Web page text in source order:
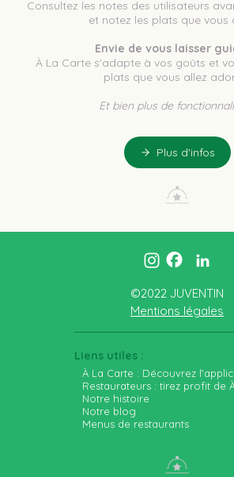
et notez les plats que vous
Envie de vous laisser
À La Carte s'adapte à vos goûts et
plats que vous allez
Et bien plus de
Plus d'infos
©2022 JUVENTIN
Mentions légales
Liens utiles :
À La Carte : Découvrez
Restaurateurs : tirez profit de
Notre histoire
Notre blog
Menus de restaurants